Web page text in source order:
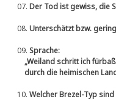
07.Der Tod ist gewiss, die
08.Unterschätzt bzw.
09.Sprache:
„Weiland schritt ich fürbaß
durch die heimischen
10.Welcher Brezel-Typ sind